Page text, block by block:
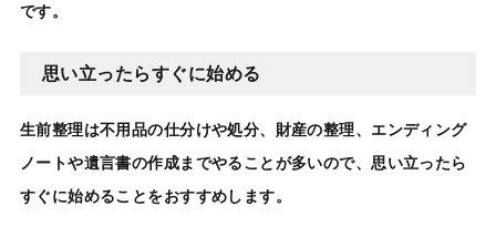
です。
思い立ったらすぐに始める
生前整理は不用品の仕分けや処分、財産の整理、エンディング
ノートや遺言書の作成までやることが多いので、思い立ったら
すぐに始めることをおすすめします。